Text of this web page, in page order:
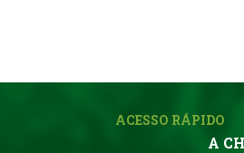
ACESSO RÁPIDO
A